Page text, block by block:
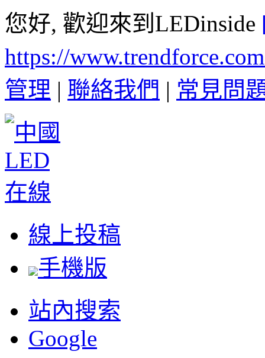
您好, 歡迎來到LEDinside
https://
管理 | 聯絡我們 | 常見問
線上投稿
手機版
站內搜索
Google